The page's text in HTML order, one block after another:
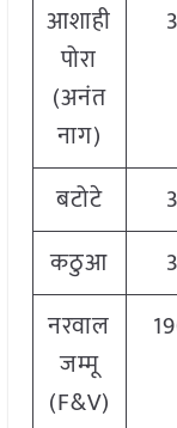
आशाही
पोरा
(अनंत
नाग)
3
बटोटे 3
कठुआ
3
नरवाल
जम्मू
(F&V)